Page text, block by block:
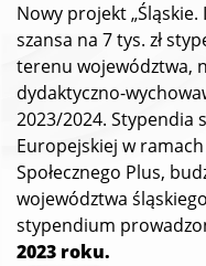
Nowy projekt
szansa na 7 tys. zł
terenu województwa,
dydaktyczno-
2023/2024. Stypendia
Europejskiej w
Społecznego Plus,
województwa
stypendium
2023 roku.